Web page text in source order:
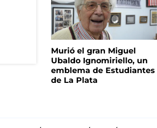
Murió el gran Miguel
Ubaldo Ignomiriello, un
emblema de Estudiantes
de La Plata